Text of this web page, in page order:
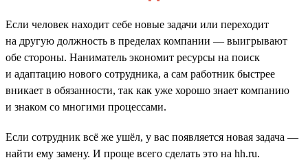
Если человек находит себе новые задачи или переходит
на другую должность в пределах компании — выигрывают
обе стороны. Наниматель экономит ресурсы на поиск
и адаптацию нового сотрудника, а сам работник быстрее
вникает в обязанности, так как уже хорошо знает компанию
и знаком со многими процессами.
Если сотрудник всё же ушёл, у вас появляется новая задача —
найти ему замену. И проще всего сделать это на hh.ru.